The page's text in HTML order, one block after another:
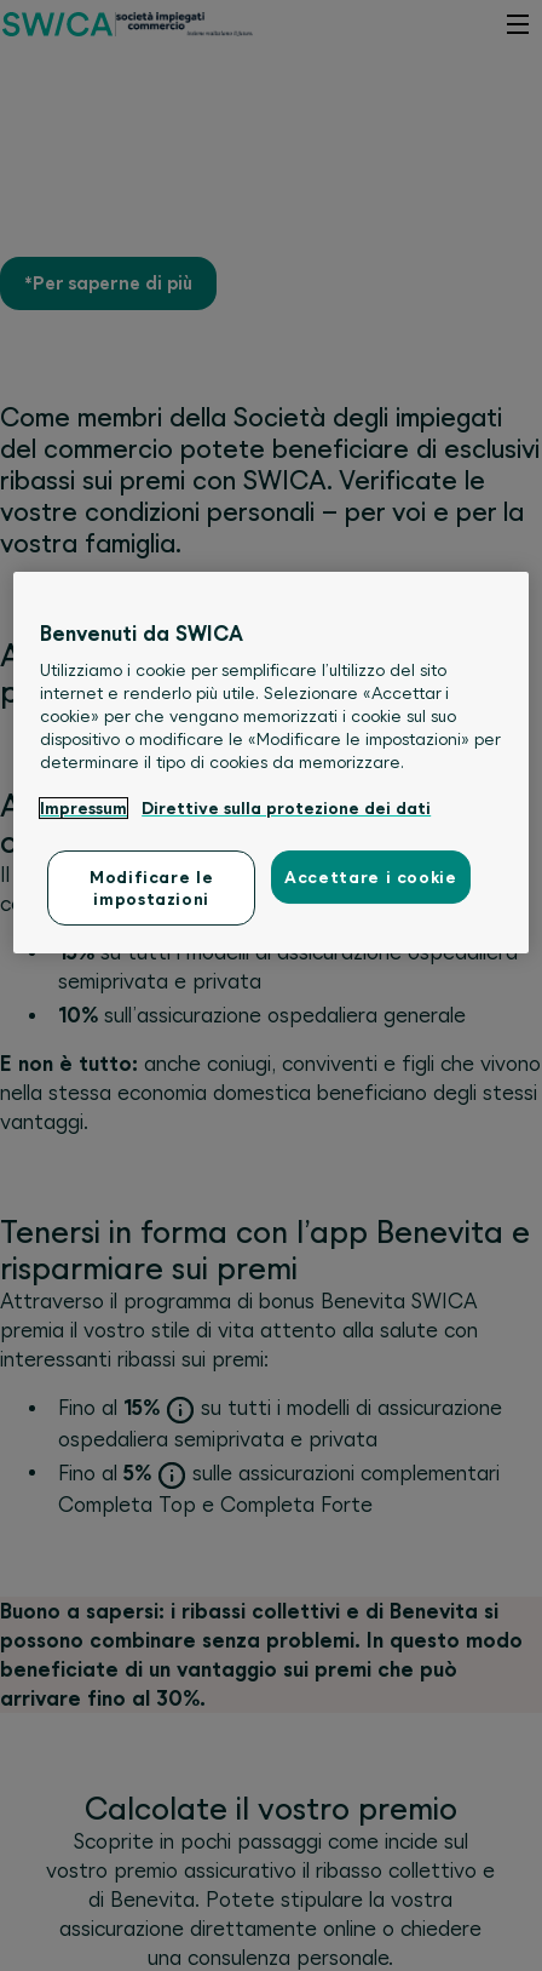
*Per saperne di più
Come membri della Società degli impiegati
del commercio potete beneficiare di esclusivi
ribassi sui premi con SWICA. Verificate le
vostre condizioni personali – per voi e per la
vostra famiglia.
Assicuratevi fino al 30% di ribasso sui
premi
Agevolazioni sui premi grazie al
contratto collettivo
Il partenariato tra la Società degli impiegati del
commercio e SWICA vi offre ribassi collettivi esclusivi:
15%su tutti i modelli di assicurazione ospedaliera
semiprivata e privata
10% sull’assicurazione ospedaliera generale
E non è tutto: anche coniugi, conviventi e figli che vivono
nella stessa economia domestica beneficiano degli stessi
vantaggi.
Tenersi in forma con l’app Benevita e
risparmiare sui premi
Attraverso il programma di bonus Benevita SWICA
premia il vostro stile di vita attento alla salute con
interessanti ribassi sui premi:
Fino al 15%
su tutti i modelli di assicurazione
ospedaliera semiprivata e privata
Fino al 5%
sulle assicurazioni complementari
Completa Top e Completa Forte
Buono a sapersi: i ribassi collettivi e di Benevita si
possono combinare senza problemi. In questo modo
beneficiate di un vantaggio sui premi che può
arrivare fino al 30%.
Calcolate il vostro premio
Scoprite in pochi passaggi come incide sul
vostro premio assicurativo il ribasso collettivo e
di Benevita. Potete stipulare la vostra
assicurazione direttamente online o chiedere
una consulenza personale.
Benvenuti da SWICA
Utilizziamo i cookie per semplificare l’ultilizzo del sito
internet e renderlo più utile. Selezionare «Accettar i
cookie» per che vengano memorizzati i cookie sul suo
dispositivo o modificare le «Modificare le impostazioni» per
determinare il tipo di cookies da memorizzare.
Impressum Direttive sulla protezione dei dati
Modificare le
impostazioni
Accettare i cookie